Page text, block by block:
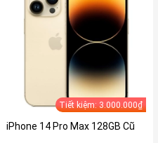
Tiết kiệm: 3.000.000₫
iPhone 14 Pro Max 128GB Cũ